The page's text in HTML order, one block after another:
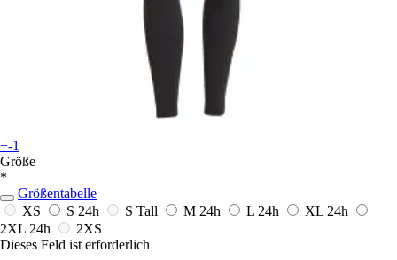
+-1
Größe
*
Größentabelle
XS
S 24h S Tall M 24h L 24h XL 24h
2XL 24h
2XS
Dieses Feld ist erforderlich